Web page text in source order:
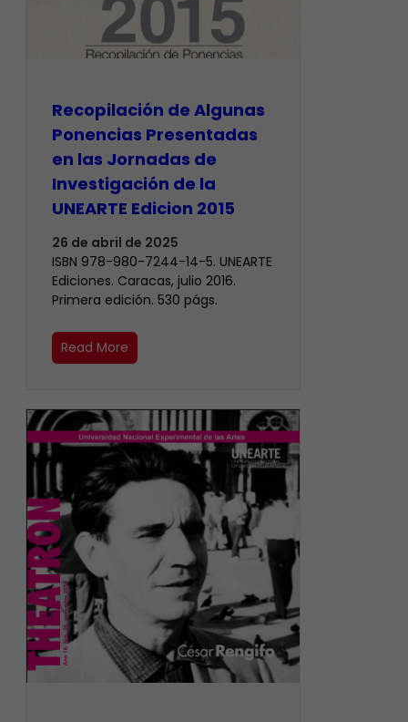
Recopilación de Algunas
Ponencias Presentadas
en las Jornadas de
Investigación de la
UNEARTE Edicion 2015
26 de abril de 2025
ISBN 978-980-7244-14-5. UNEARTE
Ediciones. Caracas, julio 2016.
Primera edición. 530 págs.
Read More